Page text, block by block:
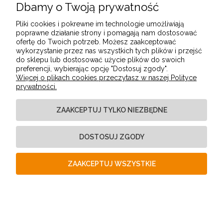
POMOC
MOJE KONTO
PŁATNOŚCI I DOSTAWA
INFORMACJE
O NAS
Dbamy o Twoją prywatność
Pliki cookies i pokrewne im technologie umożliwiają
poprawne działanie strony i pomagają nam dostosować
ofertę do Twoich potrzeb. Możesz zaakceptować
wykorzystanie przez nas wszystkich tych plików i przejść
do sklepu lub dostosować użycie plików do swoich
preferencji, wybierając opcję "Dostosuj zgody".
Więcej o plikach cookies przeczytasz w naszej Polityce
prywatności.
ZAAKCEPTUJ TYLKO NIEZBĘDNE
DOSTOSUJ ZGODY
ZAAKCEPTUJ WSZYSTKIE